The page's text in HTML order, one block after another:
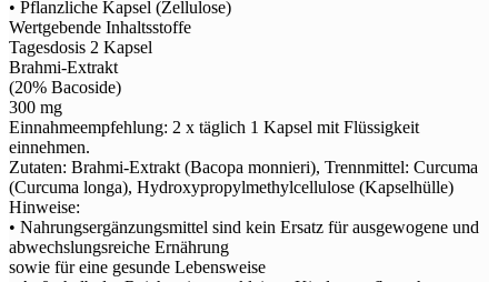
• Pflanzliche Kapsel (Zellulose)
Wertgebende Inhaltsstoffe
Tagesdosis 2 Kapsel
Brahmi-Extrakt
(20% Bacoside)
300 mg
Einnahmeempfehlung: 2 x täglich 1 Kapsel mit Flüssigkeit
einnehmen.
Zutaten: Brahmi-Extrakt (Bacopa monnieri), Trennmittel: Curcuma
(Curcuma longa), Hydroxypropylmethylcellulose (Kapselhülle)
Hinweise:
• Nahrungsergänzungsmittel sind kein Ersatz für ausgewogene und
abwechslungsreiche Ernährung
sowie für eine gesunde Lebensweise